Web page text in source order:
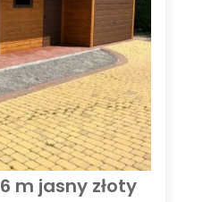
m jasny złoty